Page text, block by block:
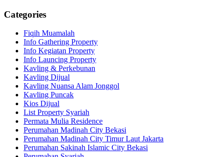
Categories
Fiqih Muamalah
Info Gathering Property
Info Kegiatan Property
Info Launcing Property
Kavling & Perkebunan
Kavling Dijual
Kavling Nuansa Alam Jonggol
Kavling Puncak
Kios Dijual
List Property Syariah
Permata Mulia Residence
Perumahan Madinah City Bekasi
Perumahan Madinah City Timur Laut Jakarta
Perumahan Sakinah Islamic City Bekasi